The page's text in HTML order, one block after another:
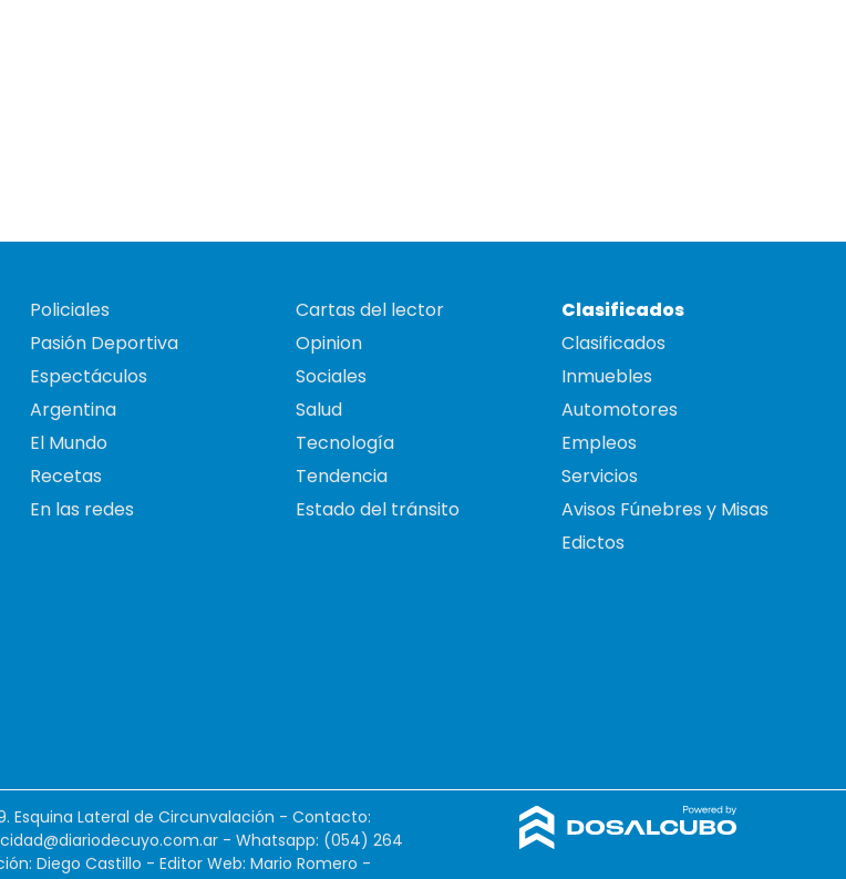
Policiales
Pasión Deportiva
Espectáculos
Argentina
El Mundo
Recetas
En las redes
Cartas del lector
Opinion
Sociales
Salud
Tecnología
Tendencia
Estado del tránsito
Clasificados
Clasificados
Inmuebles
Automotores
Empleos
Servicios
Avisos Fúnebres y Misas
Edictos
Esquina Lateral de Circunvalación - Contacto:
- Whatsapp: (054) 264
Diego Castillo - Editor Web: Mario Romero -